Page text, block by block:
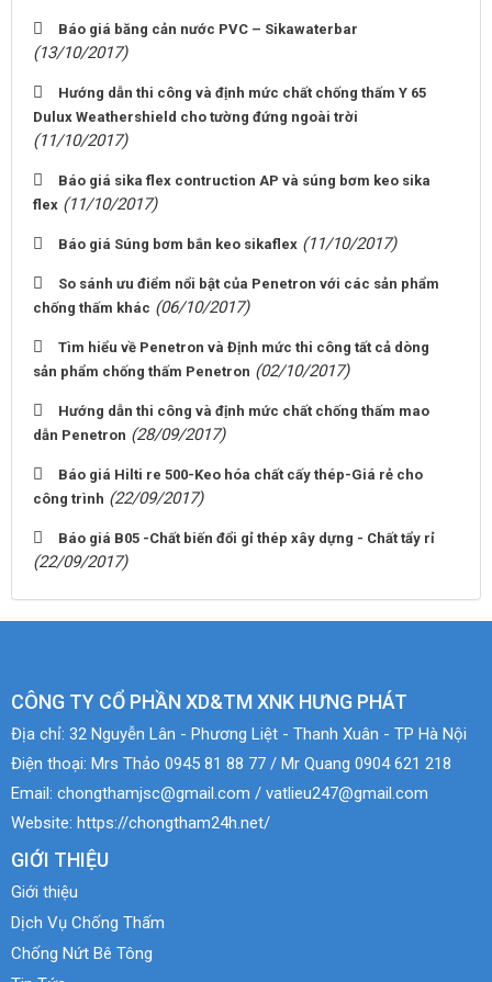
Báo giá băng cản nước PVC – Sikawaterbar
(13/10/2017)
Hướng dẫn thi công và định mức chất chống thấm Y 65
Dulux Weathershield cho tường đứng ngoài trời
(11/10/2017)
Báo giá sika flex contruction AP và súng bơm keo sika
flex (11/10/2017)
Báo giá Súng bơm bắn keo sikaflex (11/10/2017)
So sánh ưu điểm nổi bật của Penetron với các sản phẩm
chống thấm khác (06/10/2017)
Tìm hiểu về Penetron và Định mức thi công tất cả dòng
sản phẩm chống thấm Penetron (02/10/2017)
Hướng dẫn thi công và định mức chất chống thấm mao
dẫn Penetron (28/09/2017)
Báo giá Hilti re 500-Keo hóa chất cấy thép-Giá rẻ cho
công trình (22/09/2017)
Báo giá B05 -Chất biến đổi gỉ thép xây dựng - Chất tẩy rỉ
(22/09/2017)
CÔNG TY CỔ PHẦN XD&TM XNK HƯNG PHÁT
Địa chỉ: 32 Nguyễn Lân - Phương Liệt - Thanh Xuân - TP Hà Nội
Điện thoại: Mrs Thảo 0945 81 88 77 / Mr Quang 0904 621 218
Email: chongthamjsc@gmail.com / vatlieu247@gmail.com
Website: https://chongtham24h.net/
GIỚI THIỆU
Giới thiệu
Dịch Vụ Chống Thấm
Chống Nứt Bê Tông